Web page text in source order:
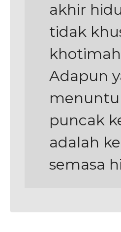
akhir
tidak
Adapun
puncak
adalah
semasa